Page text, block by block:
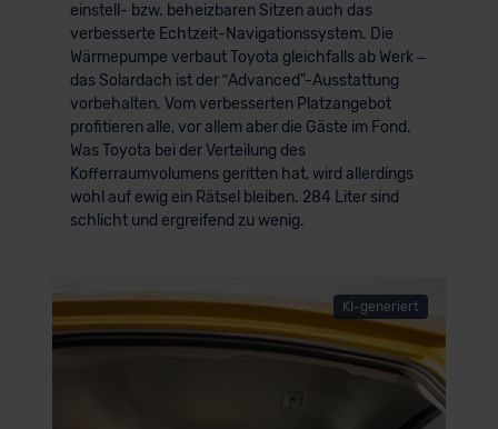
einstell- bzw. beheizbaren Sitzen auch das
verbesserte Echtzeit-Navigationssystem. Die
Wärmepumpe verbaut Toyota gleichfalls ab Werk –
das Solardach ist der ʺAdvanced"-Ausstattung
vorbehalten. Vom verbesserten Platzangebot
profitieren alle, vor allem aber die Gäste im Fond.
Was Toyota bei der Verteilung des
Kofferraumvolumens geritten hat, wird allerdings
wohl auf ewig ein Rätsel bleiben. 284 Liter sind
schlicht und ergreifend zu wenig.
KI-generiert